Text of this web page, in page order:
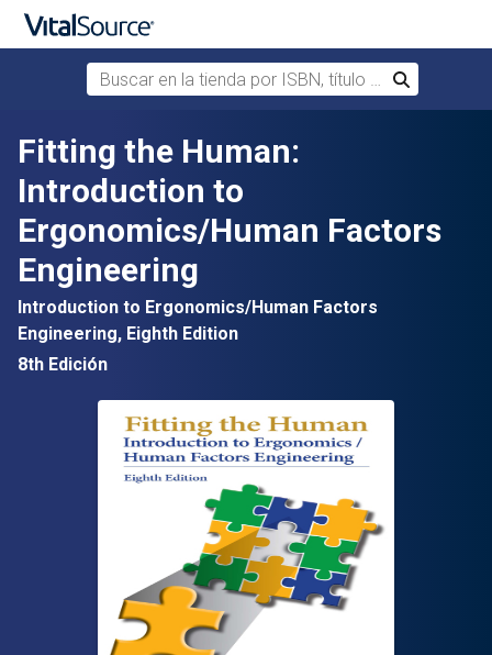
Saltar al contenido principal
Buscar en la tienda por ISBN, título o autor
Buscar
Fitting the Human:
Introduction to
Ergonomics/Human Factors
Engineering
Introduction to Ergonomics/Human Factors
Engineering, Eighth Edition
8th Edición